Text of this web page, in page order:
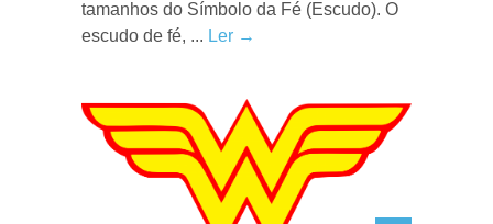
tamanhos do Símbolo da Fé (Escudo). O
escudo de fé, ... Ler →